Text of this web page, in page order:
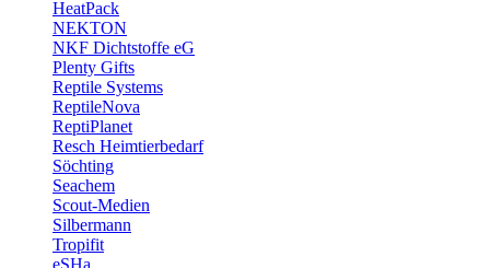
HeatPack
NEKTON
NKF Dichtstoffe eG
Plenty Gifts
Reptile Systems
ReptileNova
ReptiPlanet
Resch Heimtierbedarf
Söchting
Seachem
Scout-Medien
Silbermann
Tropifit
eSHa